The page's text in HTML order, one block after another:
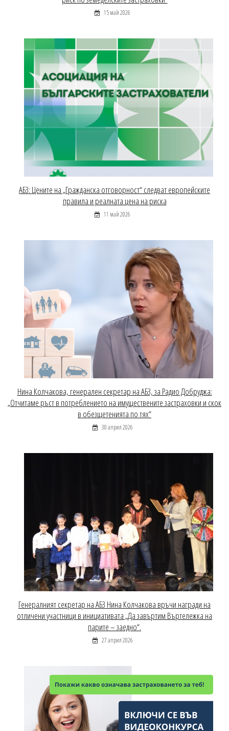
15 май 2026
АБЗ: Цените на „Гражданска отговорност“ следват европейските
правила и реалната цена на риска
11 май 2026
Нина Колчакова, генерален секретар на АБЗ, за Радио Добруджа:
„Отчитаме ръст в потреблението на имуществените застраховки и скок
в обезщетенията по тях“
30 април 2026
Генералният секретар на АБЗ Нина Колчакова връчи награди на
отличени участници в инициативата „Да завъртим Въртележка на
парите – заедно“.
27 април 2026